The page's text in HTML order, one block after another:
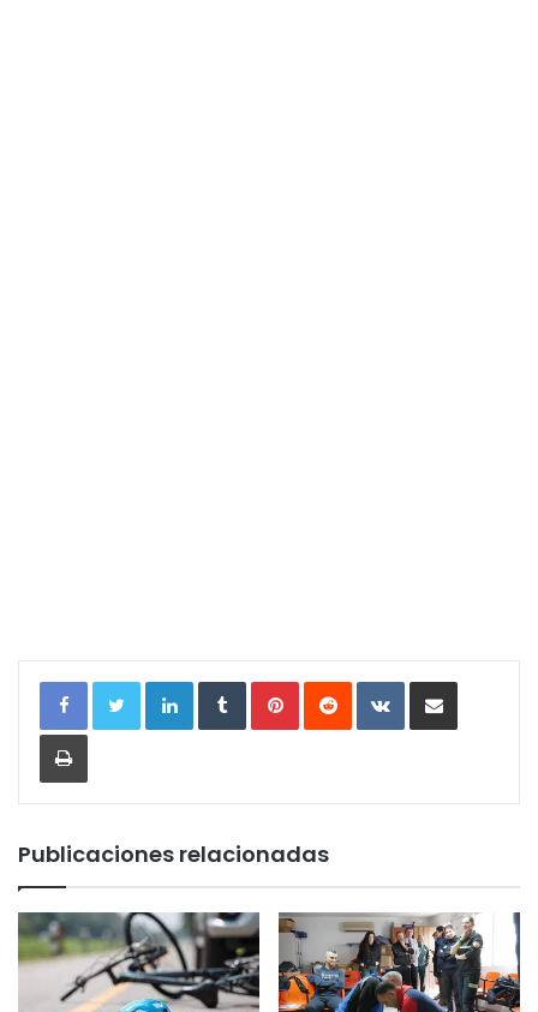
LinkedInTumblrPinterestReddit VKontakteCompartir por correo
Imprimir
Publicaciones relacionadas